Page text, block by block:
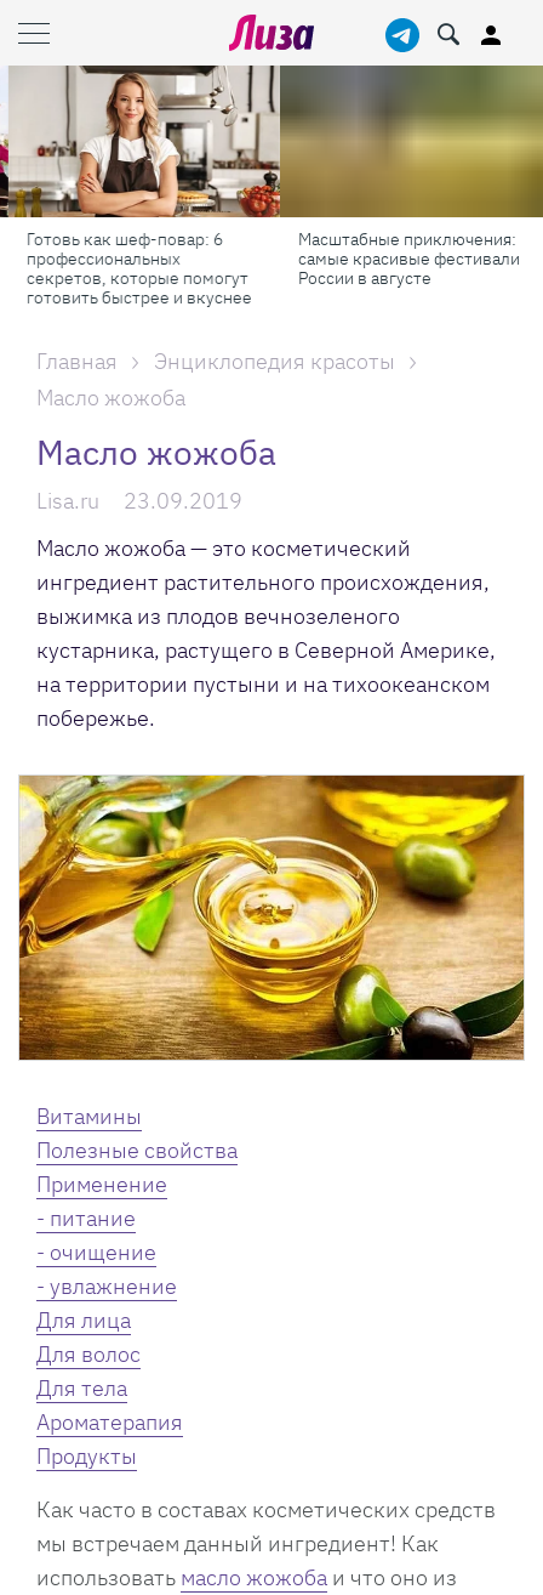
Готовь как шеф-повар: 6
профессиональных
секретов, которые помогут
готовить быстрее и вкуснее
Масштабные приключения:
самые красивые фестивали
России в августе
Главная
Энциклопедия красоты
Масло жожоба
Масло жожоба
Lisa.ru
23.09.2019
Масло жожоба — это косметический
ингредиент растительного происхождения,
выжимка из плодов вечнозеленого
кустарника, растущего в Северной Америке,
на территории пустыни и на тихоокеанском
побережье.
Витамины
Полезные свойства
Применение
- питание
- очищение
- увлажнение
Для лица
Для волос
Для тела
Ароматерапия
Продукты
Как часто в составах косметических средств
мы встречаем данный ингредиент! Как
использовать масло жожоба и что оно из